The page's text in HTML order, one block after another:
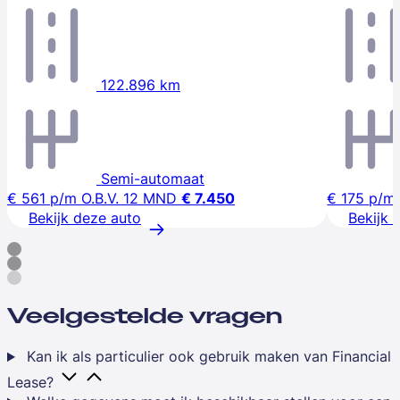
122.896 km
Semi-automaat
€ 561 p/m O.B.V. 12 MND € 7.450
Bekijk deze auto
€ 175 p/m
Bekijk
Veelgestelde vragen
Kan ik als particulier ook gebruik maken van Financial
Lease?